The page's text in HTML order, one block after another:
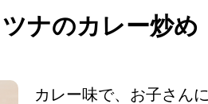
ナのカレー炒め
カレー味で、お子さん